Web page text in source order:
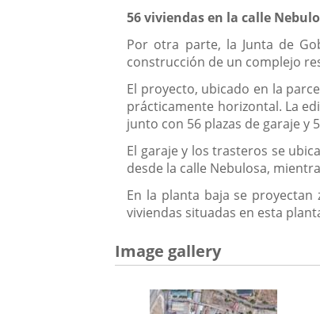
56 viviendas en la calle
Por otra parte, la Junta de
construcción de un complejo
El proyecto, ubicado en la
prácticamente horizontal. La
junto con 56 plazas de garaje y
El garaje y los trasteros se
desde la calle Nebulosa,
En la planta baja se
viviendas situadas en esta
Image gallery